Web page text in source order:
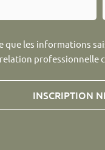
que les informations
professionnelle
INSCRIPTION